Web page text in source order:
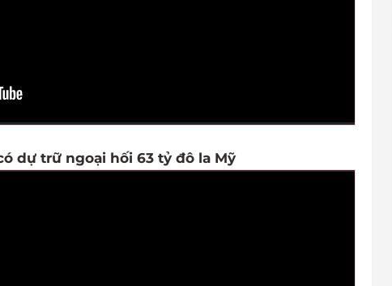
dự trữ ngoại hối 63 tỷ đô la Mỹ